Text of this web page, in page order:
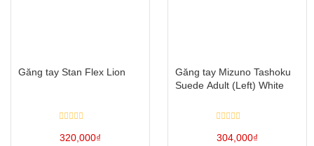
Găng tay Stan Flex Lion
xếp
320,000₫
Găng tay Mizuno Tashoku
Suede Adult (Left) White
xếp
304,000₫